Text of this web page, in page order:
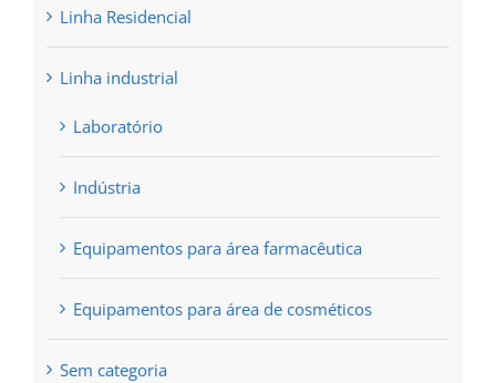
Linha Residencial
Linha industrial
Laboratório
Indústria
Equipamentos para área farmacêutica
Equipamentos para área de cosméticos
Sem categoria